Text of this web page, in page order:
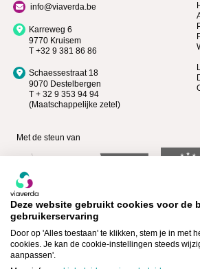
info@viaverda.be
Karreweg 6
9770 Kruisem
T +32 9 381 86 86
Schaessestraat 18
9070 Destelbergen
T + 32 9 353 94 94
(Maatschappelijke zetel)
Met de steun van
Bekijk wie Premium lid is >
Deze website gebruikt cookies voor de
gebruikerservaring
Door op 'Alles toestaan' te klikken, stem je in met
cookies. Je kan de cookie-instellingen steeds
aanpassen'.